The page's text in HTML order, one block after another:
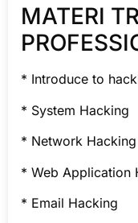
MATERI
* Introduce to
* System Hacking
* Network Hacking
* Web Application
* Email Hacking